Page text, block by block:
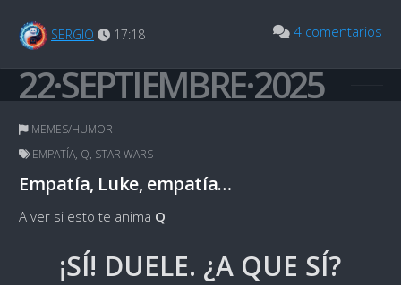
SERGIO 17:18 4 comentarios
22·SEPTIEMBRE·2025
MEMES/HUMOR
EMPATÍA, Q, STAR WARS
Empatía, Luke, empatía…
A ver si esto te anima Q
¡SÍ! DUELE. ¿A QUE SÍ?